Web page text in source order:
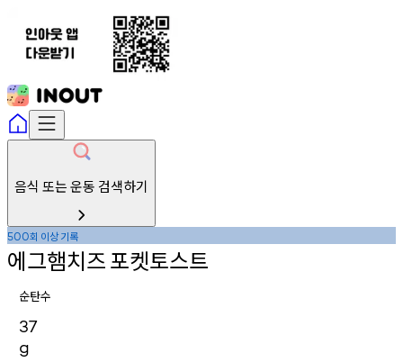
음식 또는 운동 검색하기
500회 이상기록
에그햄치즈포켓토스트
순탄수
37
g